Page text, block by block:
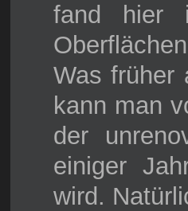
fand hier
Was früher
kann man
der
einiger
wird.